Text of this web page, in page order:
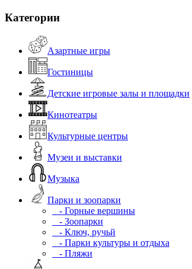
Категории
Азартные игры
Гостиницы
Детские игровые залы и площадки
Кинотеатры
Культурные центры
Музеи и выставки
Музыка
Парки и зоопарки
- Горные вершины
- Зоопарки
- Ключ, ручьй
- Парки культуры и отдыха
- Пляжи